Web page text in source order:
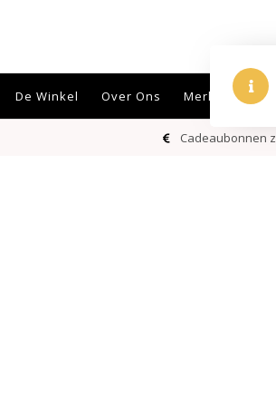
De Winkel Over Ons Merken
Cadeaubonnen